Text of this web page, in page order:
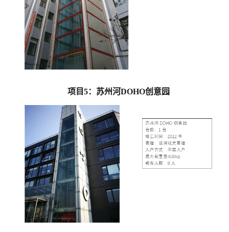
项目5： 苏州河DOHO创意园